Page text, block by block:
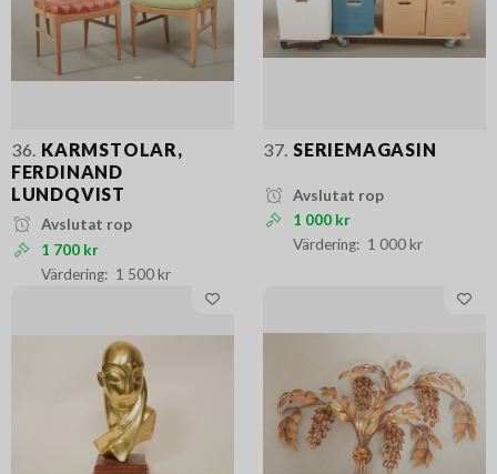
36. KARMSTOLAR,
FERDINAND
LUNDQVIST
Avslutat rop
1 700 kr
1 500 kr
37. SERIEMAGASIN
Avslutat rop
1 000 kr
1 000 kr